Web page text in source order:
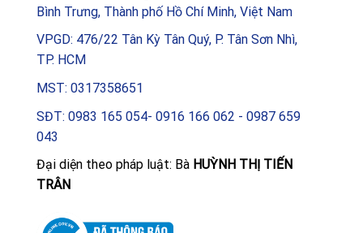
Bình Trưng, Thành phố Hồ Chí Minh, Việt Nam
VPGD: 476/22 Tân Kỳ Tân Quý, P. Tân Sơn Nhì,
TP. HCM
MST: 0317358651
SĐT: 0983 165 054- 0916 166 062 - 0987 659
043
Đại diện theo pháp luật: Bà HUỲNH THỊ TIẾN
TRÂN